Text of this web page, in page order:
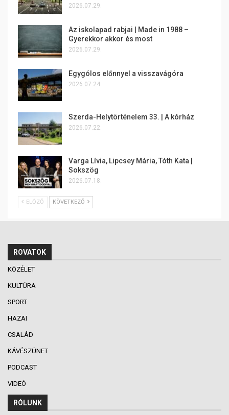
2026.07.29.
Az iskolapad rabjai | Made in 1988 –
Gyerekkor akkor és most
2026.07.29.
Egygólos előnnyel a visszavágóra
2026.07.24.
Szerda-Helytörténelem 33. | A kórház
2026.07.22.
Varga Lívia, Lipcsey Mária, Tóth Kata |
Sokszög
2026.07.18.
ELŐZŐ KÖVETKEZŐ
ROVATOK
KÖZÉLET
KULTÚRA
SPORT
HAZAI
CSALÁD
KÁVÉSZÜNET
PODCAST
VIDEÓ
RÓLUNK